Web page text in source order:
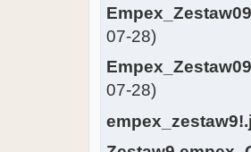
07-28)
07-28)